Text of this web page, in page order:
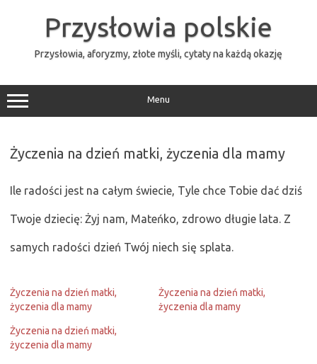
Przysłowia polskie
Przysłowia, aforyzmy, złote myśli, cytaty na każdą okazję
Menu
Życzenia na dzień matki, życzenia dla mamy
Ile radości jest na całym świecie, Tyle chce Tobie dać dziś
Twoje dziecię: Żyj nam, Mateńko, zdrowo długie lata. Z
samych radości dzień Twój niech się splata.
Życzenia na dzień matki,
życzenia dla mamy
Życzenia na dzień matki,
życzenia dla mamy
Życzenia na dzień matki,
życzenia dla mamy